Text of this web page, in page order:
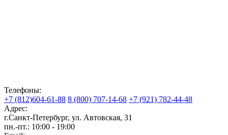
Телефоны:
+7 (812)604-61-88 8 (800) 707-14-68 +7 (921) 782-44-48
Адрес:
г.Санкт-Петербург, ул. Автовская, 31
пн.-пт.: 10:00 - 19:00